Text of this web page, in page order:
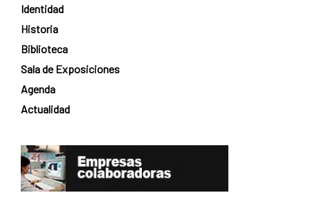
Identidad
Historia
Biblioteca
Sala de Exposiciones
Agenda
Actualidad